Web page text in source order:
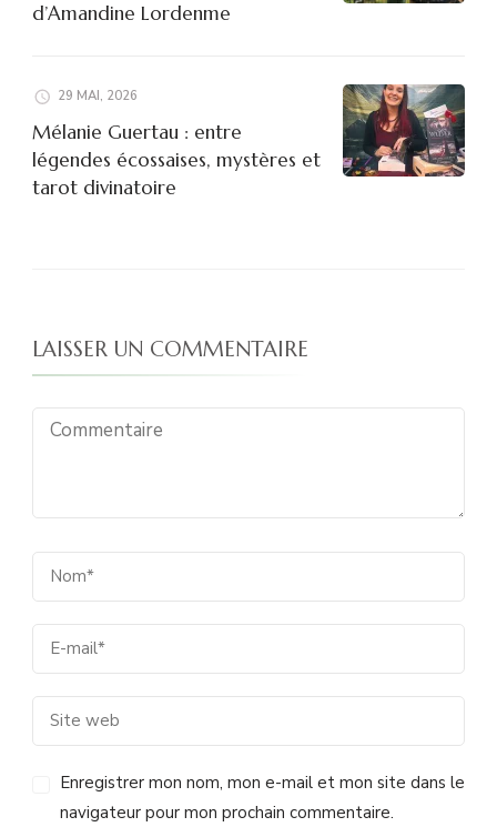
d’Amandine Lordenme
29 MAI, 2026
Mélanie Guertau : entre
légendes écossaises, mystères et
tarot divinatoire
LAISSER UN COMMENTAIRE
Enregistrer mon nom, mon e-mail et mon site dans le
navigateur pour mon prochain commentaire.